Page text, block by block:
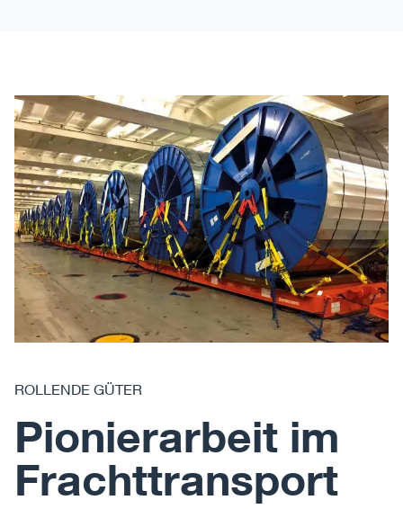
ROLLENDE GÜTER
Pionierarbeit im
Frachttransport